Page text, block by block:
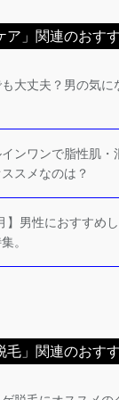
ア」関連のおす
大丈夫？男の気に
インワンで脂性肌・
スメなのは？
】男性におすすめ
。
毛」関連のおす